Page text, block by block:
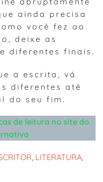
ainda precisa
você fez ao
deixe as
diferentes finais.
a escrita, vá
diferentes até
do seu fim.
de leitura no site do
, LITERATURA